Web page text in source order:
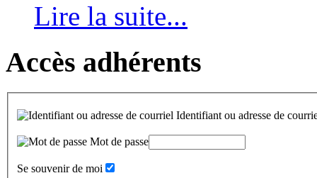
Lire la suite...
Accès adhérents
Identifiant ou adresse de
Mot de passe
Se souvenir de moi